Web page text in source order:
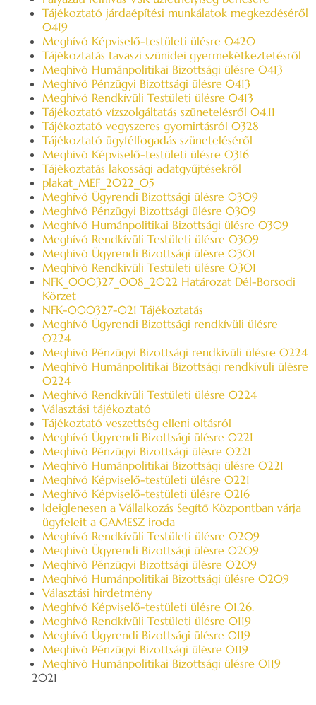
Tájékoztató járdaépítési munkálatok megkezdéséről
0419
Meghívó Képviselő-testületi ülésre 0420
Tájékoztatás tavaszi szünidei gyermekétkeztetésről
Meghívó Humánpolitikai Bizottsági ülésre 0413
Meghívó Pénzügyi Bizottsági ülésre 0413
Meghívó Rendkívüli Testületi ülésre 0413
Tájékoztató vízszolgáltatás szünetelésről 04.11
Tájékoztató vegyszeres gyomirtásról 0328
Tájékoztató ügyfélfogadás szüneteléséről
Meghívó Képviselő-testületi ülésre 0316
Tájékoztatás lakossági adatgyűjtésekről
plakat_MEF_2022_05
Meghívó Ügyrendi Bizottsági ülésre 0309
Meghívó Pénzügyi Bizottsági ülésre 0309
Meghívó Humánpolitikai Bizottsági ülésre 0309
Meghívó Rendkívüli Testületi ülésre 0309
Meghívó Ügyrendi Bizottsági ülésre 0301
Meghívó Rendkívüli Testületi ülésre 0301
NFK_000327_008_2022 Határozat Dél-Borsodi
Körzet
NFK-000327-021 Tájékoztatás
Meghívó Ügyrendi Bizottsági rendkívüli ülésre
0224
Meghívó Pénzügyi Bizottsági rendkívüli ülésre 0224
Meghívó Humánpolitikai Bizottsági rendkívüli ülésre
0224
Meghívó Rendkívüli Testületi ülésre 0224
Választási tájékoztató
Tájékoztató veszettség elleni oltásról
Meghívó Ügyrendi Bizottsági ülésre 0221
Meghívó Pénzügyi Bizottsági ülésre 0221
Meghívó Humánpolitikai Bizottsági ülésre 0221
Meghívó Képviselő-testületi ülésre 0221
Meghívó Képviselő-testületi ülésre 0216
Ideiglenesen a Vállalkozás Segítő Központban várja
ügyfeleit a GAMESZ iroda
Meghívó Rendkívüli Testületi ülésre 0209
Meghívó Ügyrendi Bizottsági ülésre 0209
Meghívó Pénzügyi Bizottsági ülésre 0209
Meghívó Humánpolitikai Bizottsági ülésre 0209
Választási hirdetmény
Meghívó Képviselő-testületi ülésre 01.26.
Meghívó Rendkívüli Testületi ülésre 0119
Meghívó Ügyrendi Bizottsági ülésre 0119
Meghívó Pénzügyi Bizottsági ülésre 0119
Meghívó Humánpolitikai Bizottsági ülésre 0119
2021